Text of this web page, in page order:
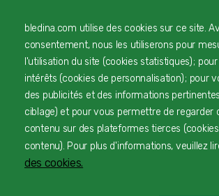
© Copyright Blédina 2025. Tous
CONTACTEZ-NOUS
LIVRAISON
bledina.com utilise des cookies sur ce site.
consentement, nous les utiliserons pour
l'utilisation du site (cookies statistiques) ;
intérêts (cookies de personnalisation) ; pour
des publicités et des informations
ciblage) et pour vous permettre de regarder
contenu sur des plateformes tierces
contenu). Pour plus d'informations, veuillez
des cookies.